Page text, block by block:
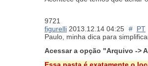
9721
figurelli 2013.12.14 04:25 # PT
Paulo, minha dica para
Acessar a opção "Arquivo ->